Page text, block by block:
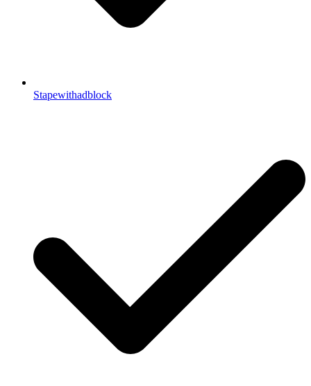
Stapewithadblock